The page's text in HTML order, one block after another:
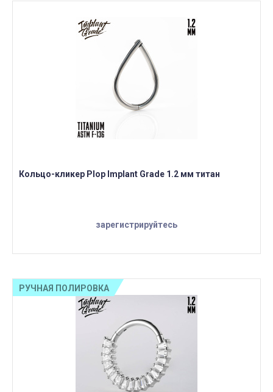
Кольцо-кликер Plop Implant Grade 1.2 мм титан
зарегистрируйтесь
РУЧНАЯ ПОЛИРОВКА